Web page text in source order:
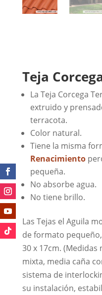
Teja
La Teja Corcega
extruido y
terracota.
Color natural.
Tiene la misma
Renacimiento
pequeña.
No absorbe agua.
No tiene brillo.
Las Tejas el Aguila
de formato
30 x 17cm. (Medidas
mixta, media caña
sistema de
su instalación,